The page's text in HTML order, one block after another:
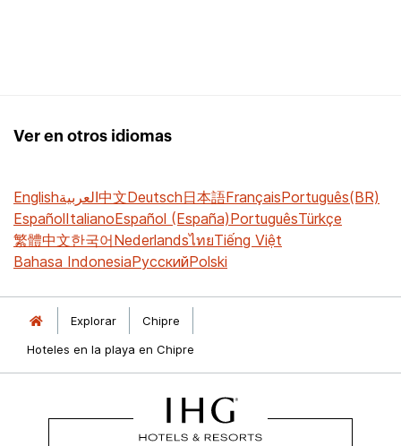
Ver en otros idiomas
Englishالعربية中文Deutsch日本語FrançaisPortuguês(BR)
EspañolItalianoEspañol (España)PortuguêsTürkçe
繁體中文한국어NederlandsไทยTiếng Việt
Bahasa IndonesiaРусскийPolski
Explorar
Chipre
Hoteles en la playa en Chipre